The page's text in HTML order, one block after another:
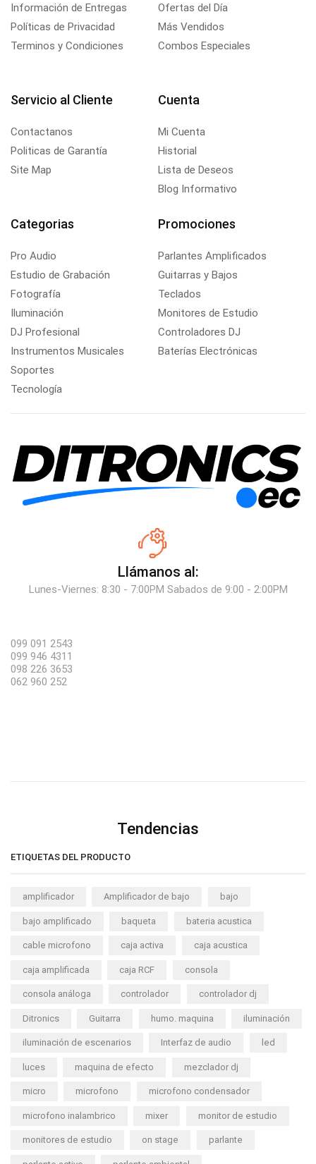
Información de Entregas
Políticas de Privacidad
Terminos y Condiciones
Ofertas del Día
Más Vendidos
Combos Especiales
Servicio al Cliente
Contactanos
Politicas de Garantía
Site Map
Cuenta
Mi Cuenta
Historial
Lista de Deseos
Blog Informativo
Categorias
Pro Audio
Estudio de Grabación
Fotografía
Iluminación
DJ Profesional
Instrumentos Musicales
Soportes
Tecnología
Promociones
Parlantes Amplificados
Guitarras y Bajos
Teclados
Monitores de Estudio
Controladores DJ
Baterías Electrónicas
Llámanos al:
Lunes-Viernes: 8:30 - 7:00PM Sabados de 9:00 - 2:00PM
099 091 2543
099 946 4311
098 226 3653
062 960 252
Tendencias
ETIQUETAS DEL PRODUCTO
amplificador Amplificador de bajo bajo
bajo amplificado baqueta bateria acustica
cable microfono caja activa caja acustica
caja amplificada caja RCF consola
consola análoga controlador controlador dj
Ditronics Guitarra humo. maquina iluminación
iluminación de escenarios Interfaz de audio led
luces maquina de efecto mezclador dj
micro microfono microfono condensador
microfono inalambrico mixer monitor de estudio
monitores de estudio on stage parlante